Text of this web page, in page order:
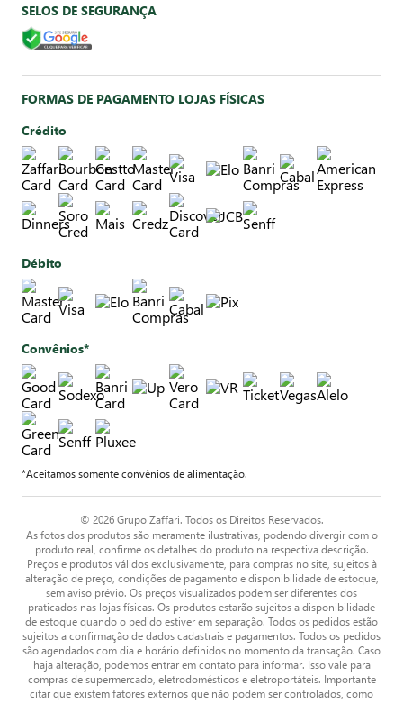
SELOS DE SEGURANÇA
FORMAS DE PAGAMENTO LOJAS FÍSICAS
Crédito
Débito
Convênios*
*Aceitamos somente convênios de alimentação.
© 2026 Grupo Zaffari. Todos os Direitos Reservados.
As fotos dos produtos são meramente ilustrativas, podendo divergir com o
produto real, confirme os detalhes do produto na respectiva descrição.
Preços e produtos válidos exclusivamente, para compras no site, sujeitos à
alteração de preço, condições de pagamento e disponibilidade de estoque,
sem aviso prévio. Os preços visualizados podem ser diferentes dos
praticados nas lojas físicas. Os produtos estarão sujeitos a disponibilidade
de estoque quando o pedido estiver em separação. Todos os pedidos estão
sujeitos a confirmação de dados cadastrais e pagamentos. Todos os pedidos
são agendados com dia e horário definidos no momento da transação. Caso
haja alteração, podemos entrar em contato para informar. Isso vale para
compras de supermercado, eletrodomésticos e eletroportáteis. Importante
citar que existem fatores externos que não podem ser controlados, como